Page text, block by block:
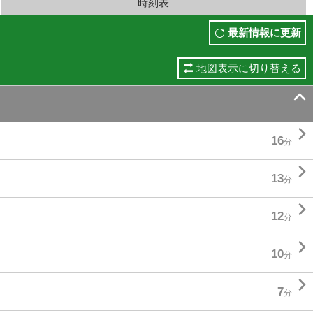
時刻表
最新情報に更新
地図表示に切り替える

16分 
13分 
12分 
10分 
7分 